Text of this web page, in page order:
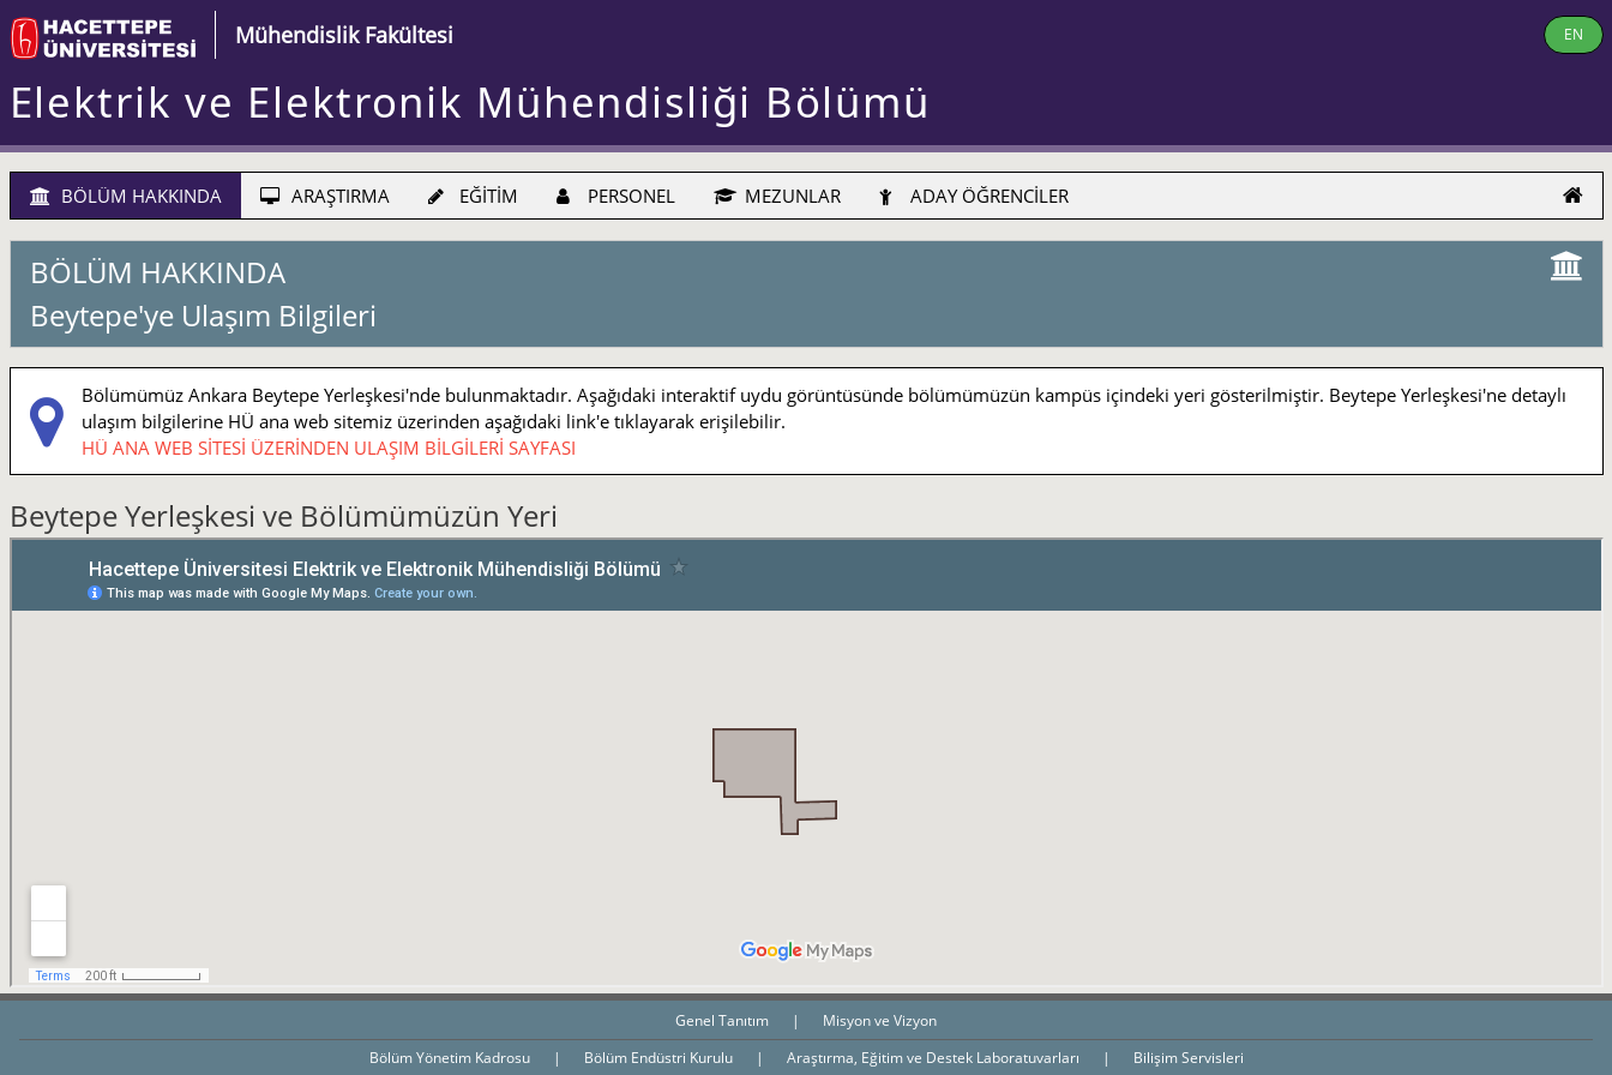
Mühendislik Fakültesi EN
Elektrik ve Elektronik Mühendisliği Bölümü
BÖLÜM HAKKINDA ARAŞTIRMA EĞİTİM PERSONEL MEZUNLAR ADAY ÖĞRENCİLER
BÖLÜM HAKKINDA
Beytepe'ye Ulaşım Bilgileri
Bölümümüz Ankara Beytepe Yerleşkesi'nde bulunmaktadır. Aşağıdaki interaktif uydu görüntüsünde bölümümüzün kampüs içindeki yeri gösterilmiştir. Beytepe Yerleşkesi'ne detaylı
ulaşım bilgilerine HÜ ana web sitemiz üzerinden aşağıdaki link'e tıklayarak erişilebilir.
HÜ ANA WEB SİTESİ ÜZERİNDEN ULAŞIM BİLGİLERİ SAYFASI
Beytepe Yerleşkesi ve Bölümümüzün Yeri
Genel Tanıtım |
Misyon ve Vizyon
Bölüm Yönetim Kadrosu
| Bölüm Endüstri Kurulu | Araştırma, Eğitim ve Destek Laboratuvarları | Bilişim Servisleri